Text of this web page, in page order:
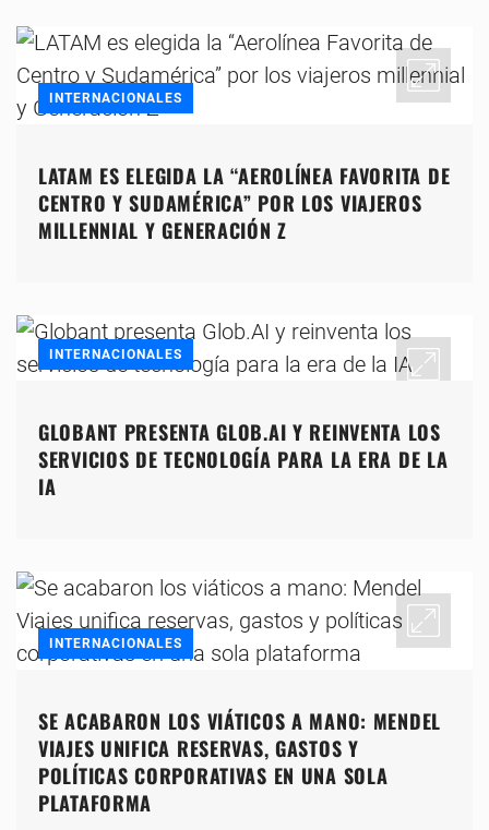
INTERNACIONALES
LATAM ES ELEGIDA LA “AEROLÍNEA FAVORITA DE
CENTRO Y SUDAMÉRICA” POR LOS VIAJEROS
MILLENNIAL Y GENERACIÓN Z
INTERNACIONALES
GLOBANT PRESENTA GLOB.AI Y REINVENTA LOS
SERVICIOS DE TECNOLOGÍA PARA LA ERA DE LA
IA
INTERNACIONALES
SE ACABARON LOS VIÁTICOS A MANO: MENDEL
VIAJES UNIFICA RESERVAS, GASTOS Y
POLÍTICAS CORPORATIVAS EN UNA SOLA
PLATAFORMA